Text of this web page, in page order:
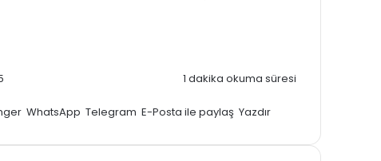
1 dakika okuma süresi
WhatsApp Telegram E-Posta ile paylaş Yazdır